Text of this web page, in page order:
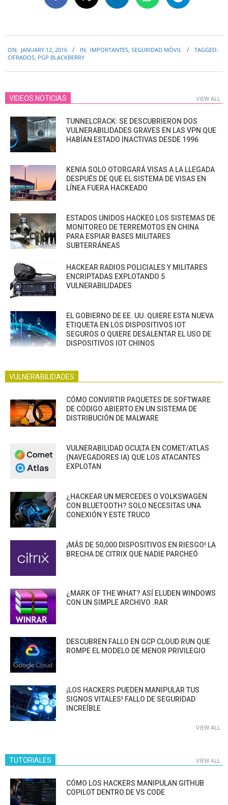
01-
ON: JANUARY 12, 2016 IN: IMPORTANTES, SEGURIDAD MÓVIL
TAGGED:
CIFRADOS, PGP BLACKBERRY
VIDEOS NOTICIAS VIEW ALL
TUNNELCRACK: SE DESCUBRIERON DOS
VULNERABILIDADES GRAVES EN LAS VPN QUE
HABÍAN ESTADO INACTIVAS DESDE 1996
KENIA SOLO OTORGARÁ VISAS A LA LLEGADA
DESPUÉS DE QUE EL SISTEMA DE VISAS EN
LÍNEA FUERA HACKEADO
ESTADOS UNIDOS HACKEO LOS SISTEMAS DE
MONITOREO DE TERREMOTOS EN CHINA
PARA ESPIAR BASES MILITARES
SUBTERRÁNEAS
HACKEAR RADIOS POLICIALES Y MILITARES
ENCRIPTADAS EXPLOTANDO 5
VULNERABILIDADES
EL GOBIERNO DE EE. UU. QUIERE ESTA NUEVA
ETIQUETA EN LOS DISPOSITIVOS IOT
SEGUROS O QUIERE DESALENTAR EL USO DE
DISPOSITIVOS IOT CHINOS
VULNERABILIDADES
CÓMO CONVIRTIR PAQUETES DE SOFTWARE
DE CÓDIGO ABIERTO EN UN SISTEMA DE
DISTRIBUCIÓN DE MALWARE
VULNERABILIDAD OCULTA EN COMET/ATLAS
(NAVEGADORES IA) QUE LOS ATACANTES
EXPLOTAN
¿HACKEAR UN MERCEDES O VOLKSWAGEN
CON BLUETOOTH? SOLO NECESITAS UNA
CONEXIÓN Y ESTE TRUCO
¡MÁS DE 50,000 DISPOSITIVOS EN RIESGO! LA
BRECHA DE CITRIX QUE NADIE PARCHEÓ
¿MARK OF THE WHAT? ASÍ ELUDEN WINDOWS
CON UN SIMPLE ARCHIVO .RAR
DESCUBREN FALLO EN GCP CLOUD RUN QUE
ROMPE EL MODELO DE MENOR PRIVILEGIO
¡LOS HACKERS PUEDEN MANIPULAR TUS
SIGNOS VITALES! FALLO DE SEGURIDAD
INCREÍBLE
VIEW ALL
TUTORIALES VIEW ALL
CÓMO LOS HACKERS MANIPULAN GITHUB
COPILOT DENTRO DE VS CODE